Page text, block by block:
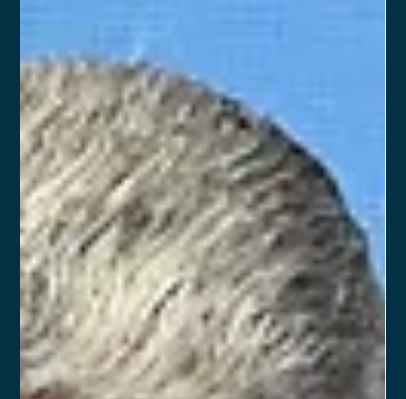
diversos impostos e simplificará a tributação sobre bens e
serviços. Para consultorias de investimentos e assessorias
financeiras, essas mudanças representam uma oportunidade
de otimizar a carga tributária e melhorar a competitividade no
mercado. Porém, as novas regras também exigem
planejamento tributário eficiente para garantir que as
empresas possam se adapt